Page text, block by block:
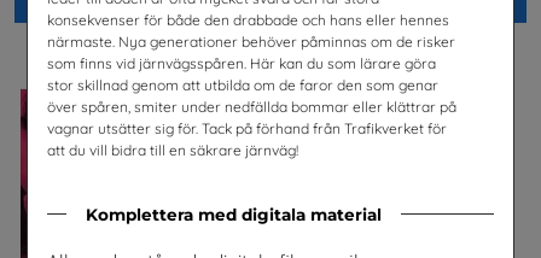
konsekvenser för både den drabbade och hans eller hennes
närmaste. Nya generationer behöver påminnas om de risker
som finns vid järnvägsspåren. Här kan du som lärare göra
stor skillnad genom att utbilda om de faror den som genar
över spåren, smiter under nedfällda bommar eller klättrar på
vagnar utsätter sig för. Tack på förhand från Trafikverket för
att du vill bidra till en säkrare järnväg!
Komplettera med digitala material